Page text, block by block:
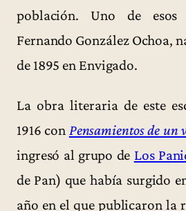
población. Uno de esos
Fernando González Ochoa,
de 1895 en Envigado.
La obra literaria de este
1916 con Pensamientos de un
ingresó al grupo de Los
de Pan) que había surgido
año en el que publicaron la